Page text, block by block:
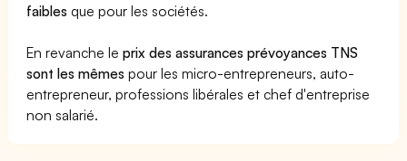
faibles que pour les sociétés.
En revanche leprix des assurances prévoyances TNS
sont les mêmes pour les micro-entrepreneurs, auto-
entrepreneur, professions libérales et chef d'entreprise
non salarié.